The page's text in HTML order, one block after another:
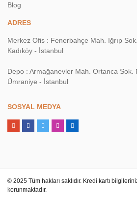
Blog
ADRES
Merkez Ofis : Fenerbahçe Mah. Iğrıp
Kadıköy - İstanbul
Depo : Armağanevler Mah. Ortanca Sok.
Ümraniye - İstanbul
SOSYAL MEDYA
© 2025 Tüm hakları saklıdır. Kredi kartı
korunmaktadır.